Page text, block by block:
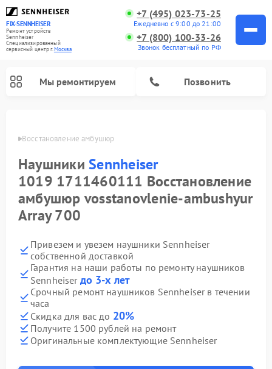
FIX-SENNHEISER
Ремонт устройств
Sennheiser
Специализированный
cервисный центр г.Москва
+7 (495) 023-73-25
Ежедневно с 9:00 до 21:00
+7 (800) 100-33-26
Звонок бесплатный по РФ
Мы ремонтируем Позвонить
Восстановление амбушюр
НаушникиSennheiser
1019 1711460111 Восстановление
амбушюр vosstanovlenie-ambushyur
Array 700
Привезем и увезем наушники Sennheiser
собственной доставкой
Гарантия на наши работы по ремонту наушников
Sennheiser до 3-х лет
Срочный ремонт наушников Sennheiser в течении
часа
Скидка для вас до 20%
Получите 1500 рублей на ремонт
Оригинальные комплектующие Sennheiser